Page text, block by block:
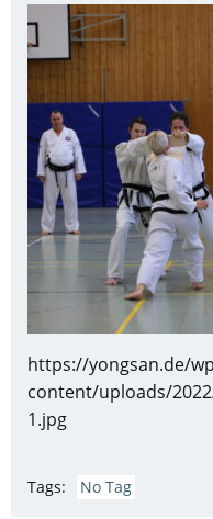
https://yongsan.de/
content/uploads/
1.jpg
Tags: No Tag